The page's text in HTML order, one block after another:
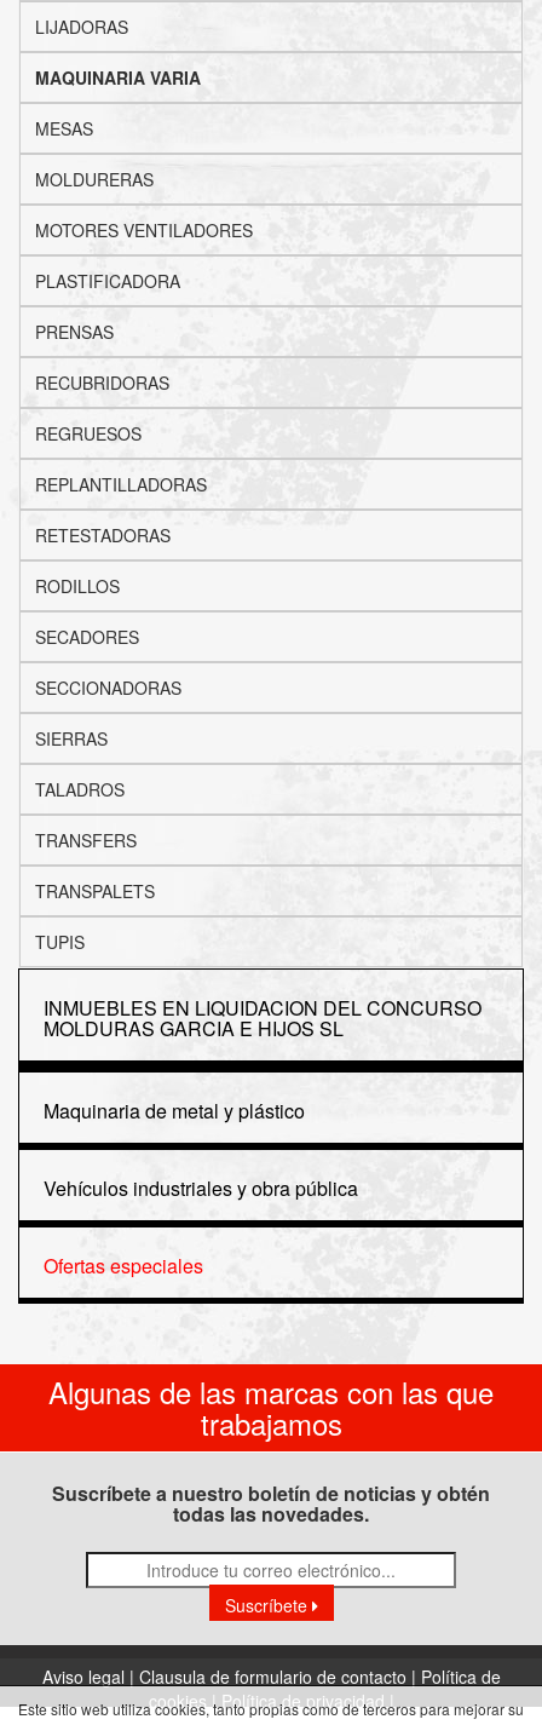
LIJADORAS
MAQUINARIA VARIA
MESAS
MOLDURERAS
MOTORES VENTILADORES
PLASTIFICADORA
PRENSAS
RECUBRIDORAS
REGRUESOS
REPLANTILLADORAS
RETESTADORAS
RODILLOS
SECADORES
SECCIONADORAS
SIERRAS
TALADROS
TRANSFERS
TRANSPALETS
TUPIS
INMUEBLES EN LIQUIDACION DEL CONCURSO
MOLDURAS GARCIA E HIJOS SL
Maquinaria de metal y plástico
Vehículos industriales y obra pública
Ofertas especiales
Algunas de las marcas con las que
trabajamos
Suscríbete a nuestro boletín de noticias y obtén
todas las novedades.
Suscríbete
Aviso legal | Clausula de formulario de contacto | Política de
cookies |Política de privacidad |
Este sitio web utiliza cookies, tanto propias como de terceros para mejorar su